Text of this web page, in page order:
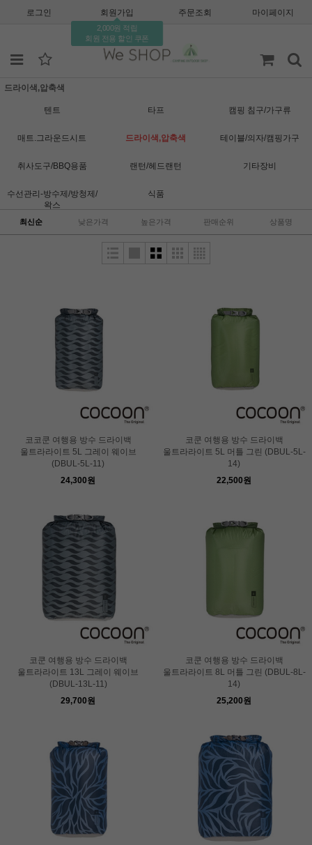
로그인 회원가입
2,000원 적립
회원 전용 할인 쿠폰
주문조회 마이페이지
드라이색,압축색
텐트 타프 캠핑 침구/가구류
매트.그라운드시트 드라이색,압축색 테이블/의자/캠핑가구
취사도구/BBQ용품 랜턴/헤드랜턴 기타장비
수선관리-방수제/방청제/
왁스
식품
최신순 낮은가격 높은가격 판매순위 상품명
코코쿤 여행용 방수 드라이백
울트라라이트 5L 그레이 웨이브
(DBUL-5L-11)
24,300원
코쿤 여행용 방수 드라이백
울트라라이트 5L 머틀 그린 (DBUL-5L-
14)
22,500원
코쿤 여행용 방수 드라이백
울트라라이트 13L 그레이 웨이브
(DBUL-13L-11)
29,700원
코쿤 여행용 방수 드라이백
울트라라이트 8L 머틀 그린 (DBUL-8L-
14)
25,200원